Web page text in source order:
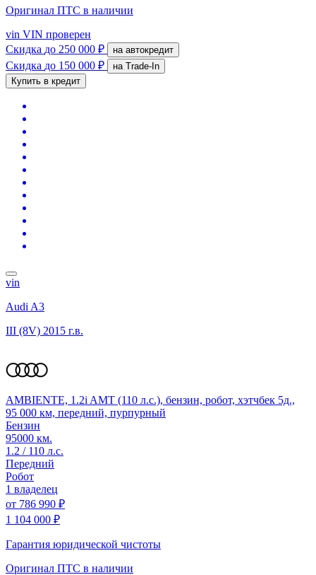
Оригинал ПТС в наличии
vin VIN проверен
Скидка до 250 000 ₽ на автокредит
Скидка до 150 000 ₽
на Trade-In
Купить в кредит
vin
Audi A3
III (8V) 2015 г.в.
AMBIENTE, 1.2i AMT (110 л.с.), бензин, робот, хэтчбек 5д.,
95 000 км, передний, пурпурный
Бензин
95000 км.
1.2 / 110 л.с.
Передний
Робот
1 владелец
от 786 990 ₽
1 104 000 ₽
Гарантия юридической чистоты
Оригинал ПТС в наличии